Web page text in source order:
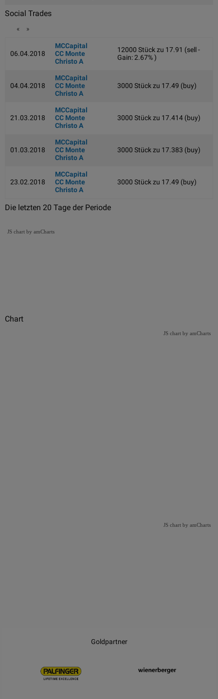
Social Trades
« »
06.04.2018
MCCapital
CC Monte
Christo A
12000 Stück zu 17.91 (sell -
Gain: 2.67% )
04.04.2018
MCCapital
CC Monte
Christo A
3000 Stück zu 17.49 (buy)
21.03.2018
MCCapital
CC Monte
Christo A
3000 Stück zu 17.414 (buy)
01.03.2018
MCCapital
CC Monte
Christo A
3000 Stück zu 17.383 (buy)
23.02.2018
MCCapital
CC Monte
Christo A
3000 Stück zu 17.49 (buy)
Die letzten 20 Tage der Periode
JS chart by amCharts
Chart
JS chart by amCharts
JS chart by amCharts
Goldpartner